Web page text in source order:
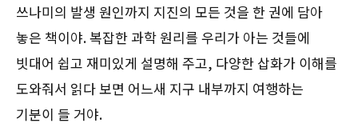
쓰나미의 발생 원인까지 지진의 모든 것을 한 권에 담아
놓은 책이야. 복잡한 과학 원리를 우리가 아는 것들에
빗대어 쉽고 재미있게 설명해 주고, 다양한 삽화가 이해를
도와줘서 읽다 보면 어느새 지구 내부까지 여행하는
기분이 들 거야.